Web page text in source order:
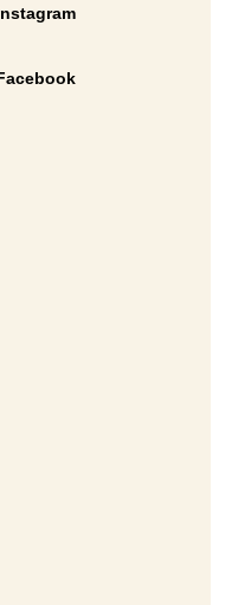
のウィンドウで開きます。
のウィンドウで開きます。